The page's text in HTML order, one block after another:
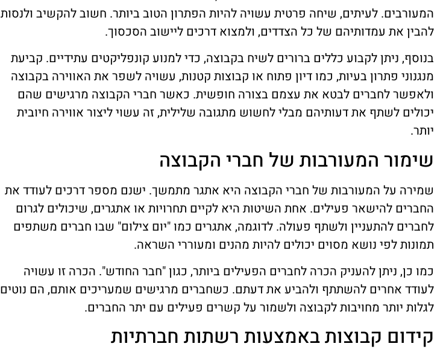
המעורבים. לעיתים, שיחה פרטית עשויה להיות הפתרון הטוב ביותר. חשוב להקשיב ולנסות
להבין את עמדותיהם של כל הצדדים, ולמצוא דרכים ליישוב הסכסוך.
בנוסף, ניתן לקבוע כללים ברורים לשיח בקבוצה, כדי למנוע קונפליקטים עתידיים. קביעת
מנגנוני פתרון בעיות, כמו דיון פתוח או קבוצות קטנות, עשויה לשפר את האווירה בקבוצה
ולאפשר לחברים לבטא את עצמם בצורה חופשית. כאשר חברי הקבוצה מרגישים שהם
יכולים לשתף את דעותיהם מבלי לחשוש מתגובה שלילית, זה עשוי ליצור אווירה חיובית
יותר.
שימור המעורבות של חברי הקבוצה
שמירה על המעורבות של חברי הקבוצה היא אתגר מתמשך. ישנם מספר דרכים לעודד את
החברים להישאר פעילים. אחת השיטות היא לקיים תחרויות או אתגרים, שיכולים לגרום
לחברים להתעניין ולשתף פעולה. לדוגמה, אתגרים כמו "יום צילום" שבו חברים משתפים
תמונות לפי נושא מסוים יכולים להיות מהנים ומעוררי השראה.
כמו כן, ניתן להעניק הכרה לחברים הפעילים ביותר, כגון "חבר החודש". הכרה זו עשויה
לעודד אחרים להשתתף ולהביע את דעתם. כשחברים מרגישים שמעריכים אותם, הם נוטים
לגלות יותר מחויבות לקבוצה ולשמור על קשרים פעילים עם יתר החברים.
קידום קבוצות באמצעות רשתות חברתיות